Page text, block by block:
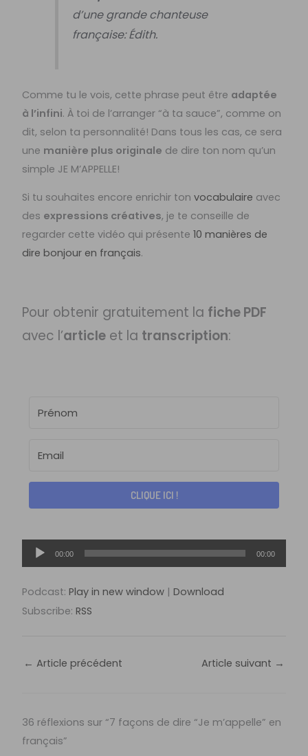
d’une grande chanteuse
française: Édith.
Comme tu le vois, cette phrase peut être adaptée
à l’infini. À toi de l’arranger “à ta sauce”, comme on
dit, selon ta personnalité! Dans tous les cas, ce sera
une manière plus originale de dire ton nom qu’un
simple JE M’APPELLE!
Si tu souhaites encore enrichir tonvocabulaire avec
des expressions créatives, je te conseille de
regarder cette vidéo qui présente10 manières de
dire bonjour en français.
Pour obtenir gratuitement la fiche PDF
avec l’article et la transcription:
CLIQUE ICI !
Lecteur
audio
00:00 00:00
Podcast:Play in new window |Download
Subscribe:RSS
← Article précédent Article suivant →
36 réflexions sur “7 façons de dire “Je m’appelle” en
français”